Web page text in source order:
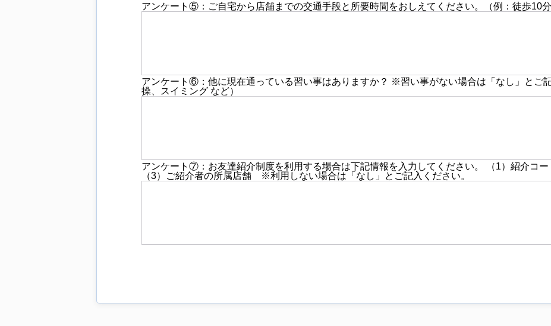
アンケート⑤：ご自宅から店舗までの交通手段と所要時間をおしえてください。（例：徒歩10分
アンケート⑥：他に現在通っている習い事はありますか？ ※習い事がない場合は「なし」とご
操、スイミング など）
アンケート⑦：お友達紹介制度を利用する場合は下記情報を入力してください。 （1）紹介コー
（3）ご紹介者の所属店舗 ※利用しない場合は「なし」とご記入ください。